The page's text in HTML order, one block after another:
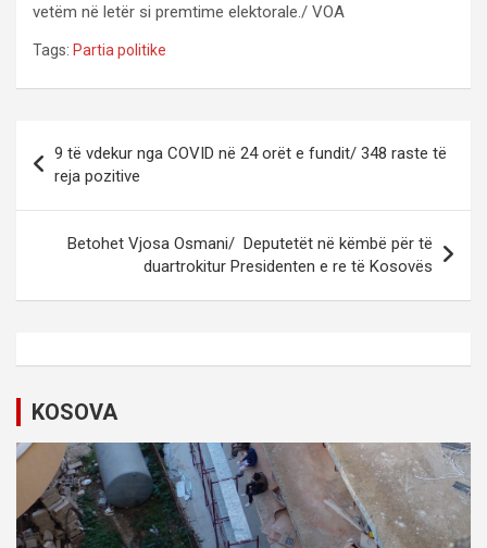
vetëm në letër si premtime elektorale./ VOA
Tags: Partia politike
s
a
a
i
9 të vdekur nga COVID në 24 orët e fundit/ 348 raste të
reja pozitive
Betohet Vjosa Osmani/ Deputetët në këmbë për të
duartrokitur Presidenten e re të Kosovës
KOSOVA